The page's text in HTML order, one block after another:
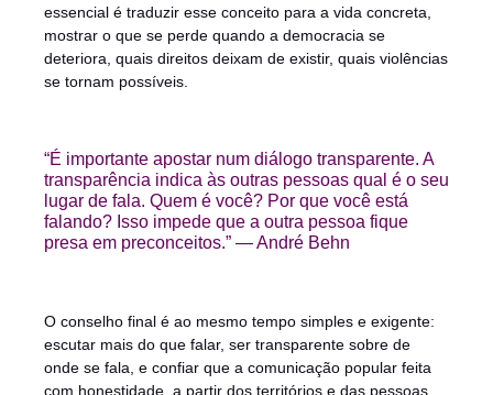
essencial é traduzir esse conceito para a vida concreta,
mostrar o que se perde quando a democracia se
deteriora, quais direitos deixam de existir, quais violências
se tornam possíveis.
“É importante apostar num diálogo transparente. A
transparência indica às outras pessoas qual é o seu
lugar de fala. Quem é você? Por que você está
falando? Isso impede que a outra pessoa fique
presa em preconceitos.” — André Behn
O conselho final é ao mesmo tempo simples e exigente:
escutar mais do que falar, ser transparente sobre de
onde se fala, e confiar que a comunicação popular feita
com honestidade, a partir dos territórios e das pessoas